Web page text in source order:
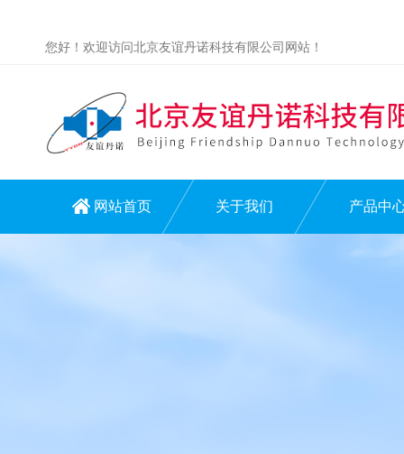
您好！欢迎访问北京友谊丹诺科技有限公司网站！
网站首页 关于我们 产品中